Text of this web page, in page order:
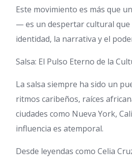
Este movimiento es más que
— es un despertar cultural que
identidad, la narrativa y el
Salsa: El Pulso Eterno de la
La salsa siempre ha sido un
ritmos caribeños, raíces
ciudades como Nueva York,
influencia es atemporal.
Desde leyendas como Celia